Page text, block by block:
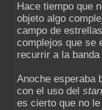
Hace tiempo que
objeto algo
campo de
complejos que se
recurrir a la
Anoche esperaba
con el uso del
es cierto que no